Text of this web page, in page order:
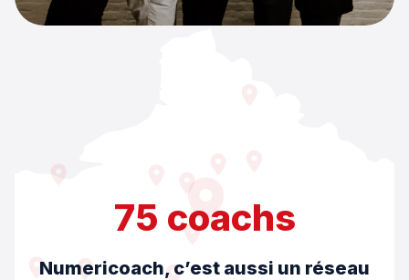
75 coachs
Numericoach, c’est aussi un réseau